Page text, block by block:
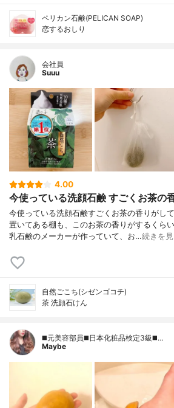
ペリカン石鹸(PELICAN SOAP)
恋するおしり
会社員
Suuu
4.00
今使っている洗顔石鹸 すごくお茶の
今使っている洗顔石鹸すごくお茶の香りがし
置いてある棚も、このお茶の香りがするくら
乳石鹸のメーカーが作っていて、お…続きを
自然ごこち(シゼンゴコチ)
茶 洗顔石けん
◼️元美容部員◼️日本化粧品検定3級◼️…
Maybe